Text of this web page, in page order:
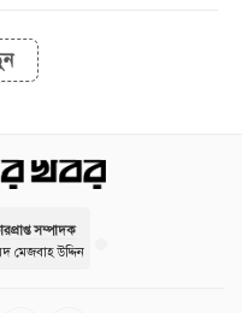
সম্পাদক
মেজবাহ উদ্দিন